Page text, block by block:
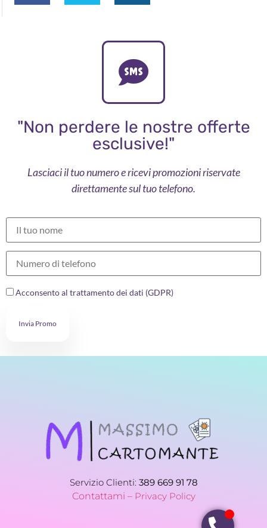
"Non perdere le nostre offerte
esclusive!"
Lasciaci il tuo numero e ricevi promozioni riservate
direttamente sul tuo telefono.
Acconsento al trattamento dei dati (GDPR)
Invia Promo
Servizio Clienti: 389 669 91 78
Contattami – Privacy Policy